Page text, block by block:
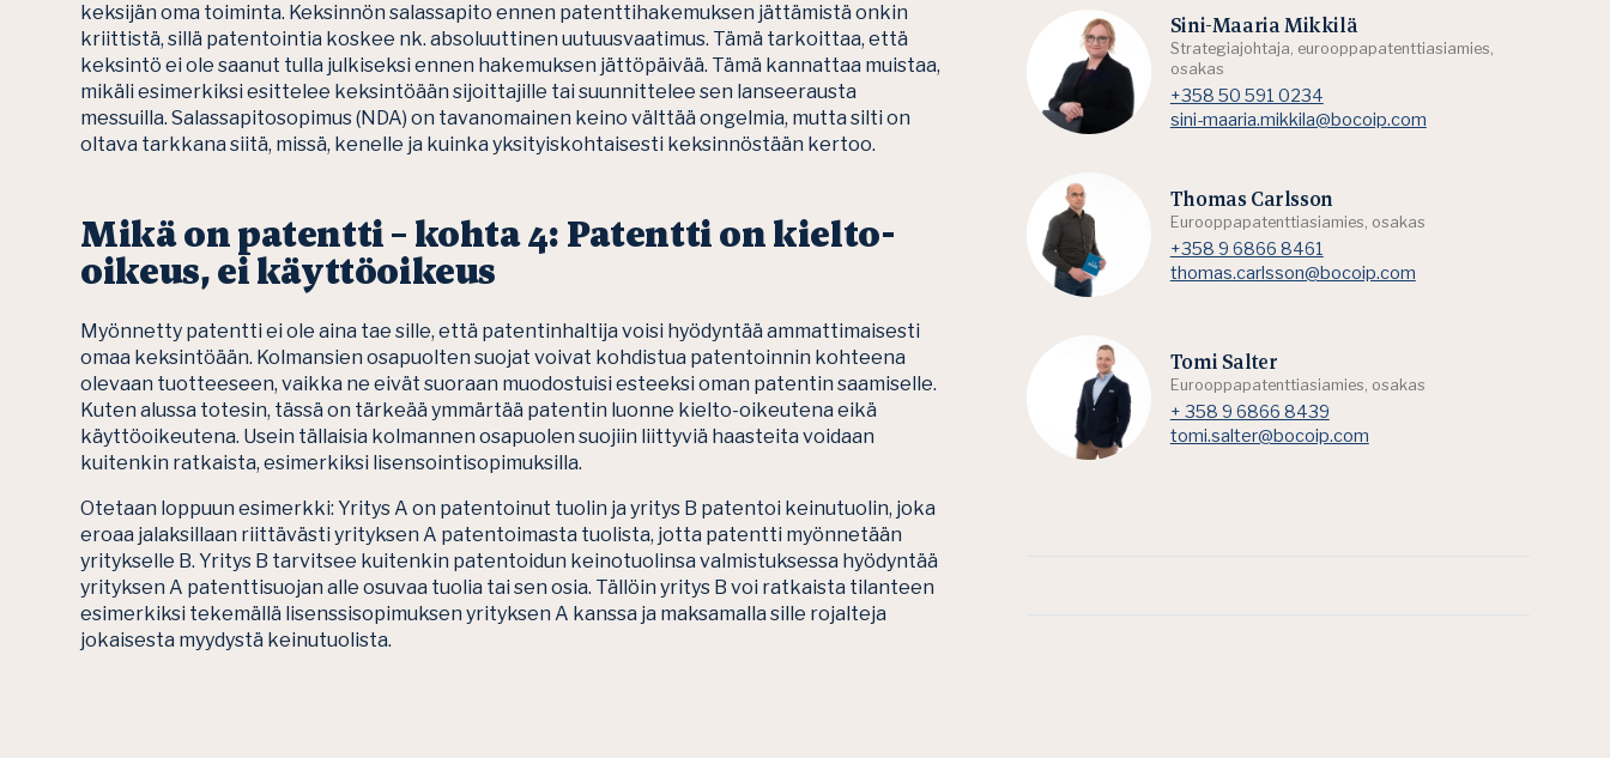
keksijän oma toiminta. Keksinnön salassapito ennen patenttihakemuksen jättämistä onkin
kriittistä, sillä patentointia koskee nk. absoluuttinen uutuusvaatimus. Tämä tarkoittaa, että
keksintö ei ole saanut tulla julkiseksi ennen hakemuksen jättöpäivää. Tämä kannattaa muistaa,
mikäli esimerkiksi esittelee keksintöään sijoittajille tai suunnittelee sen lanseerausta
messuilla. Salassapitosopimus (NDA) on tavanomainen keino välttää ongelmia, mutta silti on
oltava tarkkana siitä, missä, kenelle ja kuinka yksityiskohtaisesti keksinnöstään kertoo.
Mikä on patentti – kohta 4: Patentti on kielto-
oikeus, ei käyttöoikeus
Myönnetty patentti ei ole aina tae sille, että patentinhaltija voisi hyödyntää ammattimaisesti
omaa keksintöään. Kolmansien osapuolten suojat voivat kohdistua patentoinnin kohteena
olevaan tuotteeseen, vaikka ne eivät suoraan muodostuisi esteeksi oman patentin saamiselle.
Kuten alussa totesin, tässä on tärkeää ymmärtää patentin luonne kielto-oikeutena eikä
käyttöoikeutena. Usein tällaisia kolmannen osapuolen suojiin liittyviä haasteita voidaan
kuitenkin ratkaista, esimerkiksi lisensointisopimuksilla.
Otetaan loppuun esimerkki: Yritys A on patentoinut tuolin ja yritys B patentoi keinutuolin, joka
eroaa jalaksillaan riittävästi yrityksen A patentoimasta tuolista, jotta patentti myönnetään
yritykselle B. Yritys B tarvitsee kuitenkin patentoidun keinotuolinsa valmistuksessa hyödyntää
yrityksen A patenttisuojan alle osuvaa tuolia tai sen osia. Tällöin yritys B voi ratkaista tilanteen
esimerkiksi tekemällä lisenssisopimuksen yrityksen A kanssa ja maksamalla sille rojalteja
jokaisesta myydystä keinutuolista.
Sini-Maaria Mikkilä
Strategiajohtaja, eurooppapatenttiasiamies,
osakas
+358 50 591 0234
sini-maaria.mikkila@bocoip.com
Thomas Carlsson
Eurooppapatenttiasiamies, osakas
+358 9 6866 8461
thomas.carlsson@bocoip.com
Tomi Salter
Eurooppapatenttiasiamies, osakas
+ 358 9 6866 8439
tomi.salter@bocoip.com